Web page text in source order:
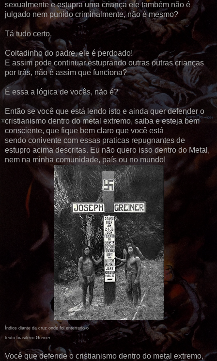
sexualmente e estupra uma criança ele também não é
julgado nem punido criminalmente, não é mesmo?
Tá tudo certo.
Coitadinho do padre, ele é perdoado!
E assim pode continuar estuprando outras outras crianças
por trás, não é assim que funciona?
É essa a lógica de vocês, não é?
Então se você que está lendo isto e ainda quer defender o
cristianismo dentro do metal extremo, saiba e esteja bem
consciente, que fique bem claro que você está
sendo conivente com essas praticas repugnantes de
estupro acima descritas. Eu não quero isso dentro do Metal,
nem na minha comunidade, país ou no mundo!
Índios diante da cruz onde foi enterrado o
teuto-brasileiro Greiner
Você que defende o cristianismo dentro do metal extremo,